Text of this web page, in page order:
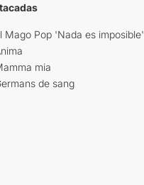
Mago Pop 'Nada es imposible'
mia
de sang